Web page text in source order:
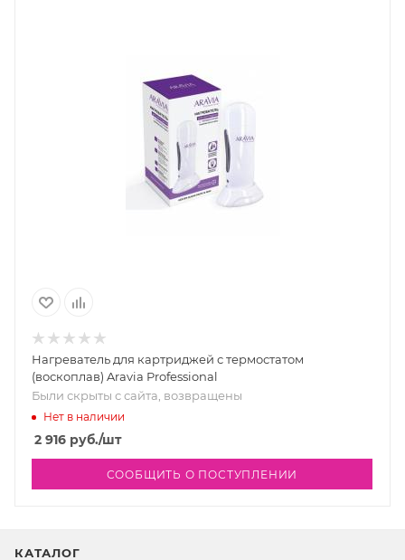
Нагреватель для картриджей с термостатом
(воскоплав) Aravia Professional
Были скрыты с сайта, возвращены
Нет в наличии
2 916 руб./шт
СООБЩИТЬ О ПОСТУПЛЕНИИ
КАТАЛОГ